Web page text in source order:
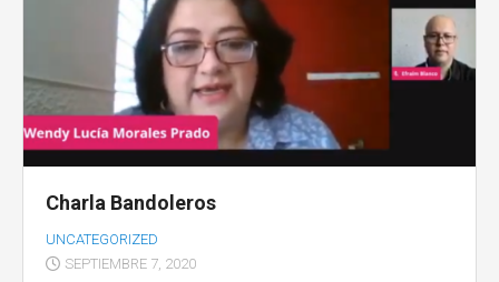
Charla Bandoleros
UNCATEGORIZED
SEPTIEMBRE 7, 2020